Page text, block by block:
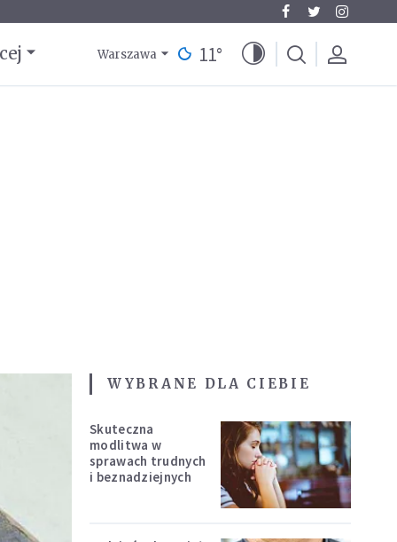
Warszawa 11°
WYBRANE DLA CIEBIE
Skuteczna
modlitwa w
sprawach trudnych
i beznadziejnych